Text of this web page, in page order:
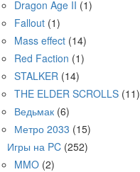
Dragon Age II (1)
Fallout (1)
Mass effect (14)
Red Faction (1)
STALKER (14)
THE ELDER SCROLLS (11)
Ведьмак (6)
Метро 2033 (15)
Игры на PC (252)
MMO (2)